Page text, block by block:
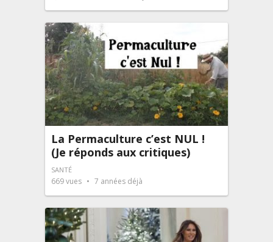
La Permaculture c’est NUL !
(Je réponds aux critiques)
SANTÉ
669vues 7 années déjà